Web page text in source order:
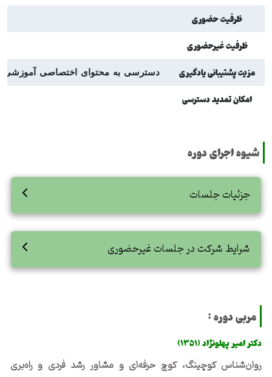
ظرفیت حضوری
ظرفیت غیرحضوری
مزیت پشتیبانی یادگیری
دسترسی به محتوای اختصاصی آموزشی برای
امکان تمدید دسترسی
شیوه اجرای دوره
جزئیات جلسات
شرایط شرکت در جلسات غیرحضوری
مربی دوره :
دکتر امیر پهلونژاد (۱۳۵۱)
روان‌شناس کوچینگ، کوچ حرفه‌ای و مشاور رشد فردی و راه‌بری